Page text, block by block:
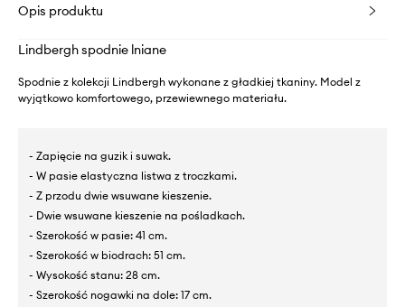
Opis produktu
Lindbergh spodnie lniane
Spodnie z kolekcji Lindbergh wykonane z gładkiej tkaniny. Model z
wyjątkowo komfortowego, przewiewnego materiału.
- Zapięcie na guzik i suwak.
- W pasie elastyczna listwa z troczkami.
- Z przodu dwie wsuwane kieszenie.
- Dwie wsuwane kieszenie na pośladkach.
- Szerokość w pasie: 41 cm.
- Szerokość w biodrach: 51 cm.
- Wysokość stanu: 28 cm.
- Szerokość nogawki na dole: 17 cm.